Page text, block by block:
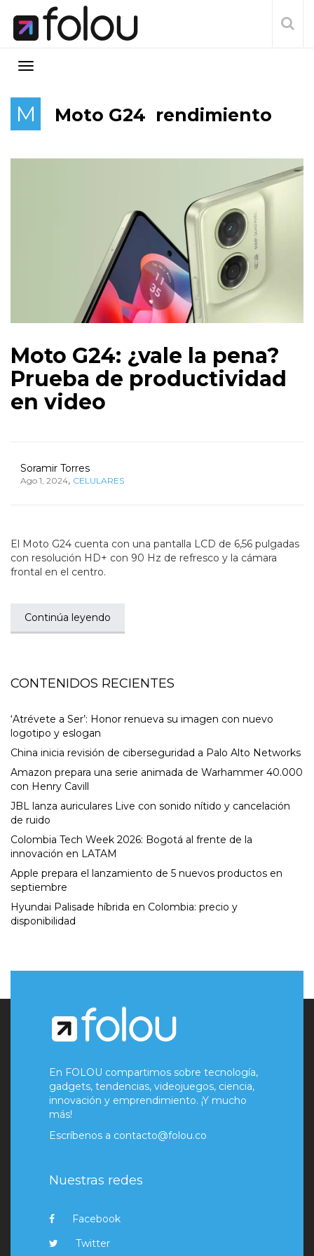
M Moto G24 rendimiento
Moto G24: ¿vale la pena?
Prueba de productividad
en video
Soramir Torres
Ago 1, 2024, CELULARES
El Moto G24 cuenta con una pantalla LCD de 6,56 pulgadas
con resolución HD+ con 90 Hz de refresco y la cámara
frontal en el centro.
Continúa leyendo
CONTENIDOS RECIENTES
‘Atrévete a Ser’: Honor renueva su imagen con nuevo
logotipo y eslogan
China inicia revisión de ciberseguridad a Palo Alto Networks
Amazon prepara una serie animada de Warhammer 40.000
con Henry Cavill
JBL lanza auriculares Live con sonido nítido y cancelación
de ruido
Colombia Tech Week 2026: Bogotá al frente de la
innovación en LATAM
Apple prepara el lanzamiento de 5 nuevos productos en
septiembre
Hyundai Palisade híbrida en Colombia: precio y
disponibilidad
En FOLOU compartimos sobre tecnología,
gadgets, tendencias, videojuegos, ciencia,
innovación y emprendimiento. ¡Y mucho
más!
Escríbenos a contacto@folou.co
Nuestras redes
Facebook
Twitter